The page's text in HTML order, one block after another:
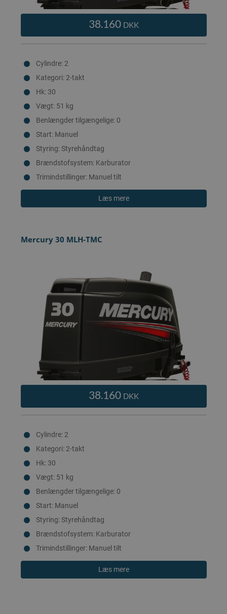
38.160 DKK
Cylindre: 2
Kategori: 2-takt
Hk: 30
Vægt: 51 kg
Benlængder tilgængelige: 0
Start: Manuel
Styring: Styrehåndtag
Brændstofsystem: Karburator
Trimindstillinger: Manuel tilt
Læs mere
Mercury 30 MLH-TMC
38.160 DKK
Cylindre: 2
Kategori: 2-takt
Hk: 30
Vægt: 51 kg
Benlængder tilgængelige: 0
Start: Manuel
Styring: Styrehåndtag
Brændstofsystem: Karburator
Trimindstillinger: Manuel tilt
Læs mere